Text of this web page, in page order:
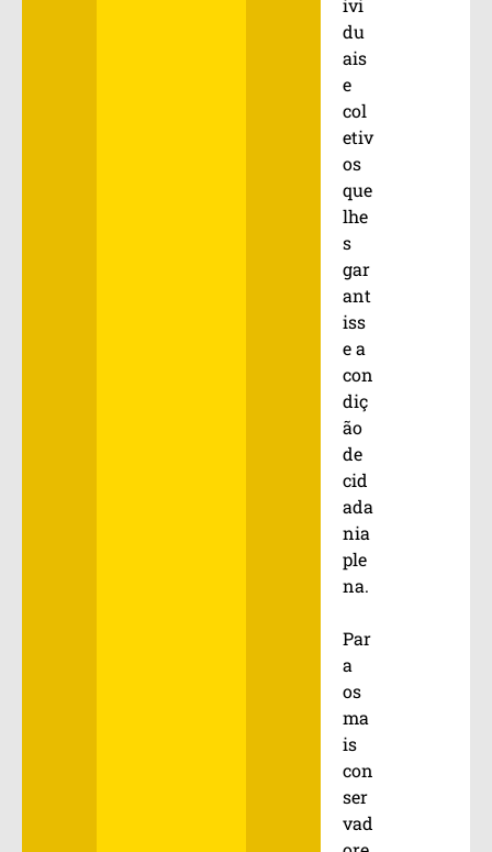
du
ais
e
col
etiv
os
que
lhe
s
gar
ant
iss
e a
con
diç
ão
de
cid
ada
nia
ple
na.
Par
a
os
ma
is
con
ser
vad